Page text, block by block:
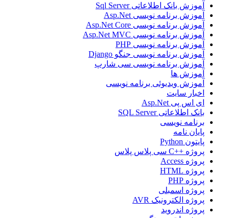
آموزش بانک اطلاعاتی Sql Server
آموزش برنامه نویسی Asp.Net
آموزش برنامه نویسی Asp.Net Core
آموزش برنامه نویسی Asp.Net MVC
آموزش برنامه نویسی PHP
آموزش برنامه نویسی جنگو Django
آموزش برنامه نویسی سی شارپ
آموزش ها
آموزش ویدیوئی برنامه نویسی
اخبار سایت
ای اس پی Asp.Net
بانک اطلاعاتی SQL Server
برنامه نویسی
پایان نامه
پایتون Python
پروژه ++C سی پلاس پلاس
پروژه Access
پروژه HTML
پروژه PHP
پروژه اسمبلی
پروژه الکترونیک AVR
پروژه اندروید